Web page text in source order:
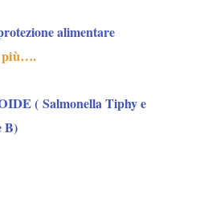
alimentare
più….
( Salmonella Tiphy e
B)